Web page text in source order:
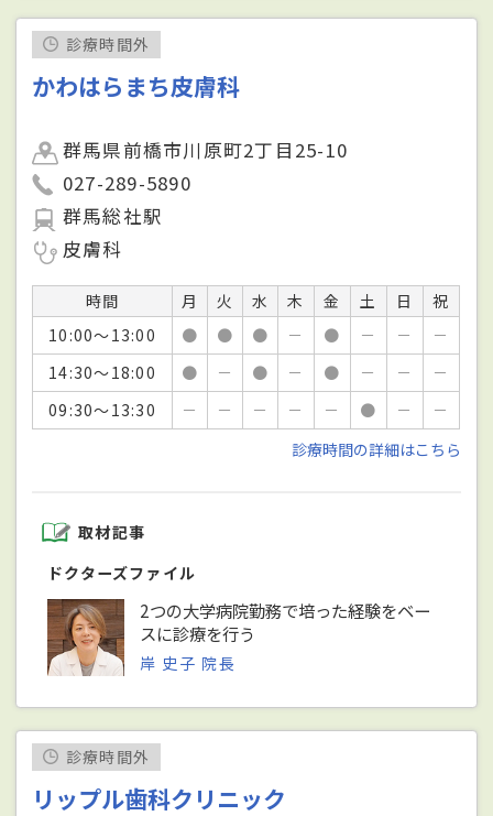
診療時間外
かわはらまち皮膚科
群馬県前橋市川原町2丁目25-10
027-289-5890
群馬総社駅
皮膚科
時間 月 火 水 木 金 土 日
祝
10:00～13:00
● ● ● － ● － －
－
14:30～18:00
● － ● － ● － －
－
09:30～13:30
－ － － － － ● －
－
診療時間の詳細はこちら
取材記事
ドクターズファイル
2つの大学病院勤務で培った経験をベー
スに診療を行う
岸 史子 院長
診療時間外
リップル歯科クリニック